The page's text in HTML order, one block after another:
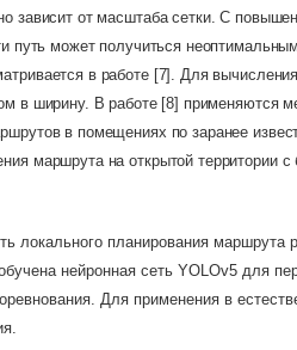
зависит от масштаба сетки. С
путь может получиться
в работе [7]. Для
в ширину. В работе [8] применяются
в помещениях по заранее
маршрута на открытой территории
локального планирования маршрута
нейронная сеть YOLOv5 для
Для применения в